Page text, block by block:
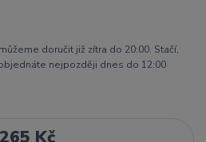
doručit již zítra do 20:00. Stačí,
nejpozději dnes do 12:00
265 Kč